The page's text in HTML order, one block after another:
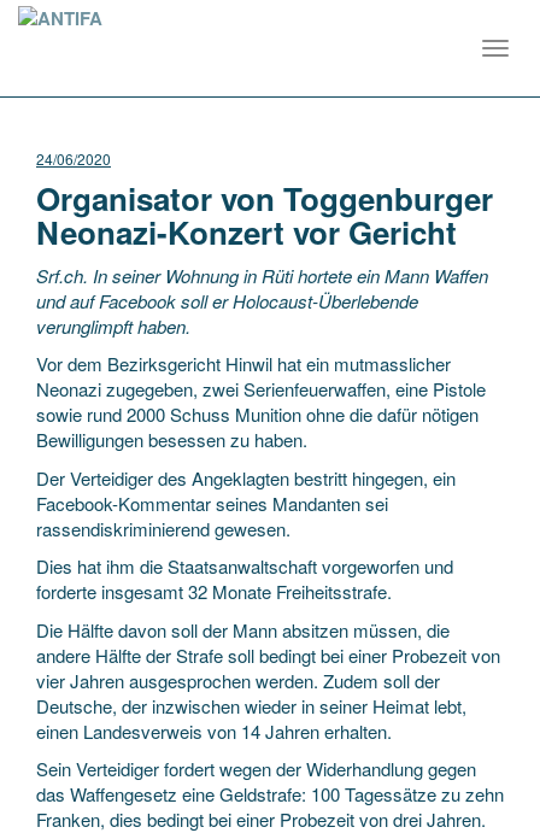
24/06/2020
Organisator von Toggenburger
Neonazi-Konzert vor Gericht
Srf.ch. In seiner Wohnung in Rüti hortete ein Mann Waffen
und auf Facebook soll er Holocaust-Überlebende
verunglimpft haben.
Vor dem Bezirksgericht Hinwil hat ein mutmasslicher
Neonazi zugegeben, zwei Serienfeuerwaffen, eine Pistole
sowie rund 2000 Schuss Munition ohne die dafür nötigen
Bewilligungen besessen zu haben.
Der Verteidiger des Angeklagten bestritt hingegen, ein
Facebook-Kommentar seines Mandanten sei
rassendiskriminierend gewesen.
Dies hat ihm die Staatsanwaltschaft vorgeworfen und
forderte insgesamt 32 Monate Freiheitsstrafe.
Die Hälfte davon soll der Mann absitzen müssen, die
andere Hälfte der Strafe soll bedingt bei einer Probezeit von
vier Jahren ausgesprochen werden. Zudem soll der
Deutsche, der inzwischen wieder in seiner Heimat lebt,
einen Landesverweis von 14 Jahren erhalten.
Sein Verteidiger fordert wegen der Widerhandlung gegen
das Waffengesetz eine Geldstrafe: 100 Tagessätze zu zehn
Franken, dies bedingt bei einer Probezeit von drei Jahren.